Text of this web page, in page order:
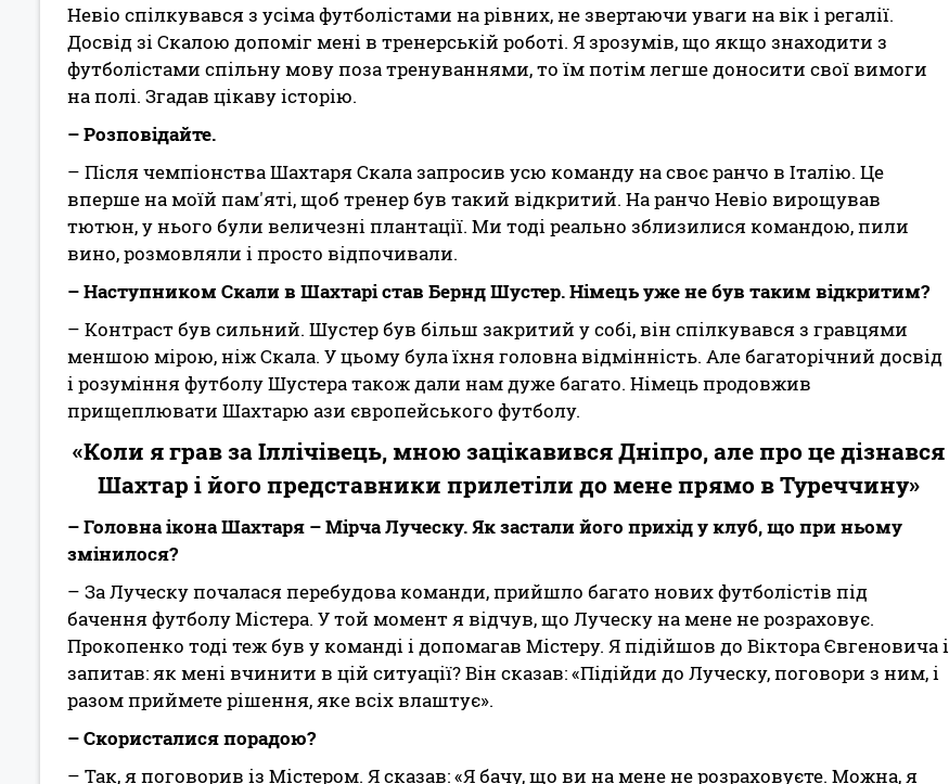
Невіо спілкувався з усіма футболістами на рівних, не звертаючи уваги на вік і регалії.
Досвід зі Скалою допоміг мені в тренерській роботі. Я зрозумів, що якщо знаходити з
футболістами спільну мову поза тренуваннями, то їм потім легше доносити свої вимоги
на полі. Згадав цікаву історію.
– Розповідайте.
– Після чемпіонства Шахтаря Скала запросив усю команду на своє ранчо в Італію. Це
вперше на моїй пам'яті, щоб тренер був такий відкритий. На ранчо Невіо вирощував
тютюн, у нього були величезні плантації. Ми тоді реально зблизилися командою, пили
вино, розмовляли і просто відпочивали.
– Наступником Скали в Шахтарі став Бернд Шустер. Німець уже не був таким відкритим?
– Контраст був сильний. Шустер був більш закритий у собі, він спілкувався з гравцями
меншою мірою, ніж Скала. У цьому була їхня головна відмінність. Але багаторічний досвід
і розуміння футболу Шустера також дали нам дуже багато. Німець продовжив
прищеплювати Шахтарю ази європейського футболу.
«Коли я грав за Іллічівець, мною зацікавився Дніпро, але про це дізнався
Шахтар і його представники прилетіли до мене прямо в Туреччину»
– Головна ікона Шахтаря – Мірча Луческу. Як застали його прихід у клуб, що при ньому
змінилося?
– За Луческу почалася перебудова команди, прийшло багато нових футболістів під
бачення футболу Містера. У той момент я відчув, що Луческу на мене не розраховує.
Прокопенко тоді теж був у команді і допомагав Містеру. Я підійшов до Віктора Євгеновича і
запитав: як мені вчинити в цій ситуації? Він сказав: «Підійди до Луческу, поговори з ним, і
разом приймете рішення, яке всіх влаштує».
– Скористалися порадою?
– Так, я поговорив із Містером. Я сказав: «Я бачу, що ви на мене не розраховуєте. Можна, я